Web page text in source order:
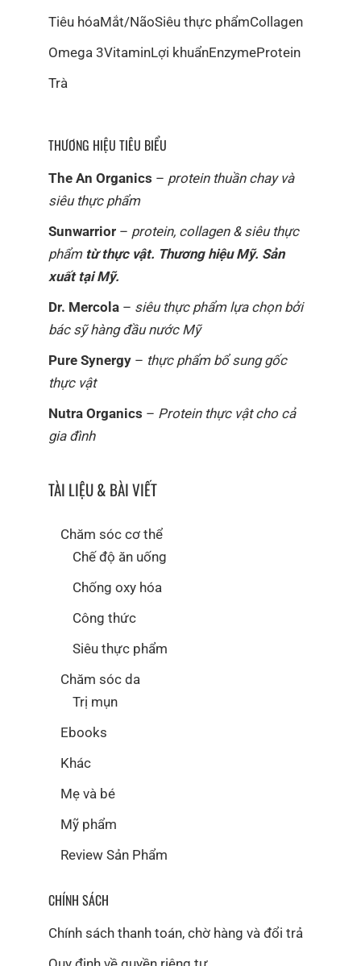
Tiêu hóaMắt/NãoSiêu thực phẩmCollagen
Omega 3VitaminLợi khuẩnEnzymeProtein
Trà
THƯƠNG HIỆU TIÊU BIỂU
The An Organics – protein thuần chay và
siêu thực phẩm
Sunwarrior – protein, collagen & siêu thực
phẩm từ thực vật. Thương hiệu Mỹ. Sản
xuất tại Mỹ.
Dr. Mercola – siêu thực phẩm lựa chọn bởi
bác sỹ hàng đầu nước Mỹ
Pure Synergy – thực phẩm bổ sung gốc
thực vật
Nutra Organics – Protein thực vật cho cả
gia đình
TÀI LIỆU & BÀI VIẾT
Chăm sóc cơ thể
Chế độ ăn uống
Chống oxy hóa
Công thức
Siêu thực phẩm
Chăm sóc da
Trị mụn
Ebooks
Khác
Mẹ và bé
Mỹ phẩm
Review Sản Phẩm
CHÍNH SÁCH
Chính sách thanh toán, chờ hàng và đổi trả